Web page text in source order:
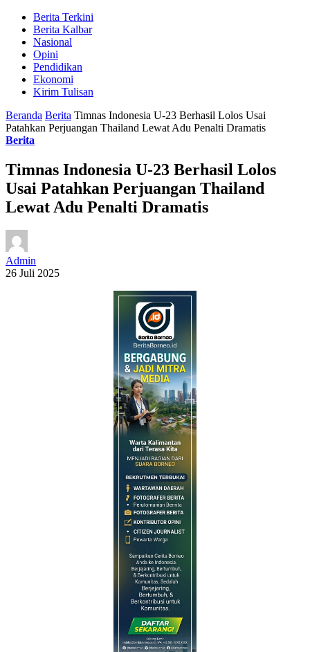
Berita Terkini
Berita Kalbar
Nasional
Opini
Pendidikan
Ekonomi
Kirim Tulisan
Beranda Berita Timnas Indonesia U-23 Berhasil Lolos Usai
Patahkan Perjuangan Thailand Lewat Adu Penalti Dramatis
Berita
Timnas Indonesia U-23 Berhasil Lolos
Usai Patahkan Perjuangan Thailand
Lewat Adu Penalti Dramatis
Admin
26 Juli 2025